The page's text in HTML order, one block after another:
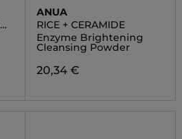
ANUA
RICE + CERAMIDE
Enzyme Brightening
Cleansing Powder
20,34 €